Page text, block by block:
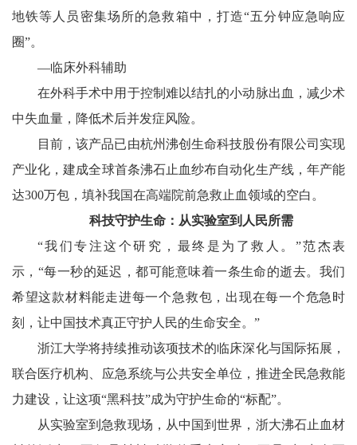
地铁等人员密集场所的急救箱中，打造“五分钟应急响应
圈”。
—临床外科辅助
在外科手术中用于控制难以结扎的小动脉出血，减少术
中失血量，降低术后并发症风险。
目前，该产品已由杭州沸创生命科技股份有限公司实现
产业化，建成全球首条沸石止血纱布自动化生产线，年产能
达300万包，填补我国在高端院前急救止血领域的空白。
科技守护生命：从实验室到人民所需
“我们专注这个研究，最终是为了救人。”范杰表
示，“每一秒的延迟，都可能意味着一条生命的逝去。我们
希望这款材料能走进每一个急救包，出现在每一个危急时
刻，让中国技术真正守护人民的生命安全。”
浙江大学将持续推动该项技术的临床深化与国际拓展，
联合医疗机构、应急系统与公共安全单位，推进全民急救能
力建设，让这项“黑科技”成为守护生命的“标配”。
从实验室到急救现场，从中国到世界，浙大沸石止血材